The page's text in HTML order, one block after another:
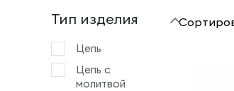
Тип изделия
Цепь
Цепь с
молитвой